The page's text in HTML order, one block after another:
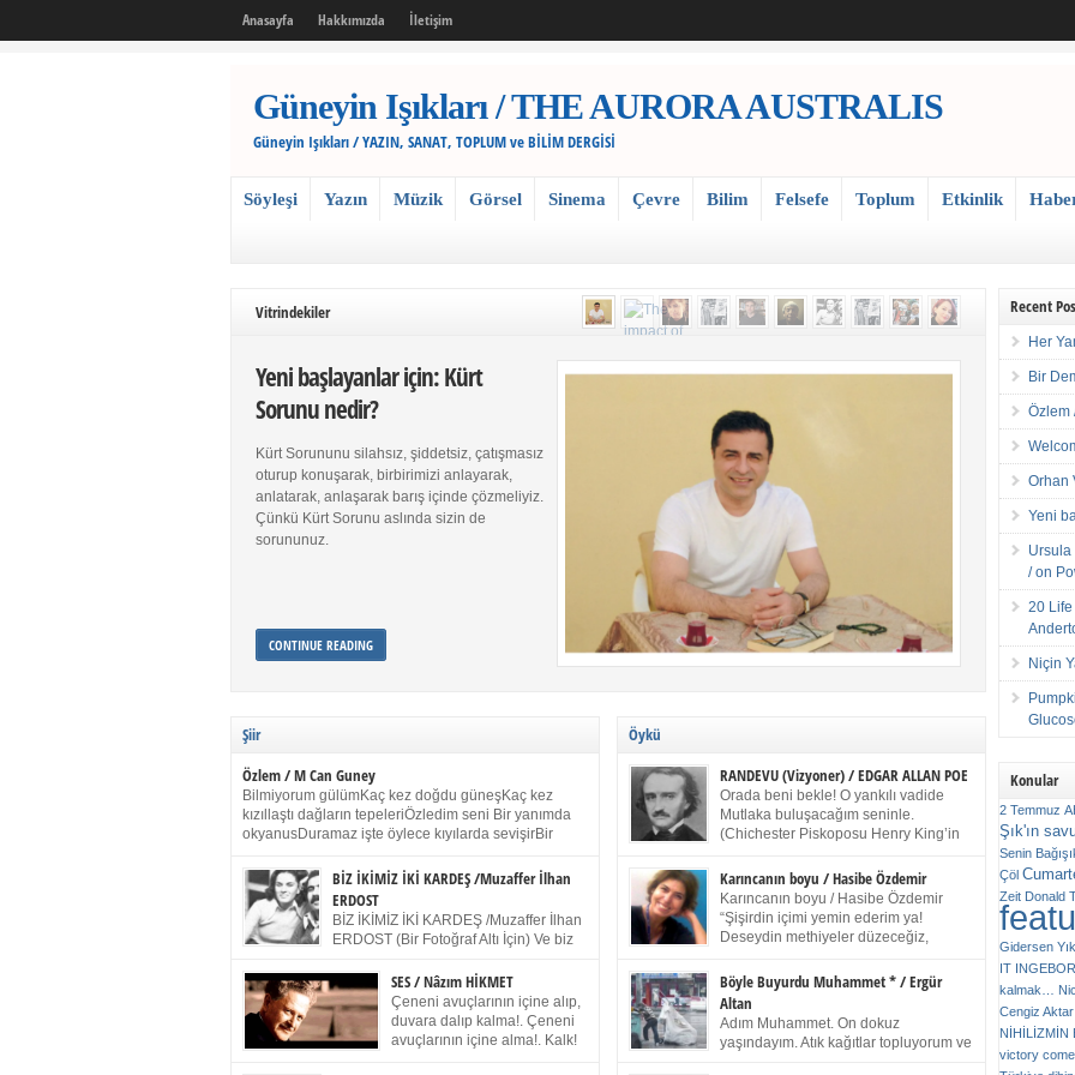
Anasayfa Hakkımızda İletişim
Güneyin Işıkları / THE AURORA AUSTRALIS
Güneyin Işıkları / YAZIN, SANAT, TOPLUM ve BİLİM DERGİSİ
Söyleşi Yazın Müzik Görsel Sinema Çevre Bilim Felsefe Toplum Etkinlik
Vitrindekiler
Yeni başlayanlar için: Kürt
Sorunu nedir?
Kürt Sorununu silahsız, şiddetsiz, çatışmasız
oturup konuşarak, birbirimizi anlayarak,
anlatarak, anlaşarak barış içinde çözmeliyiz.
Çünkü Kürt Sorunu aslında sizin de
sorununuz.
CONTINUE READING
Şiir
Özlem / M Can Guney
Bilmiyorum gülümKaç kez doğdu güneşKaç kez
kızıllaştı dağların tepeleriÖzledim seni Bir yanımda
okyanusDuramaz işte öylece kıyılarda sevişirBir
dururSokulur yalnızlığıma kokun olur Gözlerim bir
buruk gülümsemeDudağımda buğusu
öpüşlerinGeceler boyuÖzledim seni 2004 Haziran
Sydney / Toplumsal Kaynak / Memduh Güney
BİZ İKİMİZ İKİ KARDEŞ /Muzaffer İlhan
ERDOST
BİZ İKİMİZ İKİ KARDEŞ /Muzaffer İlhan
ERDOST (Bir Fotoğraf Altı İçin) Ve biz
Duracağız Fotoğrafımızda durduğumuz gibi Benim
ellerimde kelepçe Yüzümde yapay bir gülüş
(Kelepçeyi yadırgamanın gülüşü belki İlk kez olduğu
için Sonra alıştım Ve unuttum sonra kelepçeyi
SES / Nâzım HİKMET
Çeneni avuçlarının içine alıp,
duvara dalıp kalma!. Çeneni
avuçlarının içine alma!. Kalk!
Öykü
RANDEVU (Vizyoner) / EDGAR ALLAN POE
Orada beni bekle! O yankılı vadide
Mutlaka buluşacağım seninle.
(Chichester Piskoposu Henry King’in
Talihsiz ve gizemli adam! – Sen ki kendi hayal
gücünün parlaklığıyla afalladın, gençliğinin alevleri
arasına düştün! Hayalimde seni tekrar görüyorum!
Bir kez daha önümde duruyor siluetin! – Olduğun –
ah olduğun gibi değil soğuk vadide ve gölgelerin […]
Karıncanın boyu / Hasibe Özdemir
Karıncanın boyu / Hasibe Özdemir
“Şişirdin içimi yemin ederim ya!
Deseydin methiyeler düzeceğiz,
titriyor. “Sana gel demedim kızım.” diyorum sakince.
“Takıldın peşime madem, ne duyarsan
katlanacaksın.” Bir sigara yakıyor. Başını yana yatırıp,
bezmiş annelerin yılgın bakışıyla süzüyor beni.
Kaşlarımı kaldırıp ona bakıyorum ben de. Pes ediyor.
Böyle Buyurdu Muhammet * / Ergür
Altan
Adım Muhammet. On dokuz
yaşındayım. Atık kağıtlar topluyorum ve
Recent
Her
Bir
Özlem
Orhan
Yeni
Ursula
/ on
20
Niçin
Konular
2 Temmuz
Şık'ın
Senin
Çöl
Zeit Donald
Gidersen
IT
kalmak…
Cengiz Aktar
NİHİLİZMİN
victory